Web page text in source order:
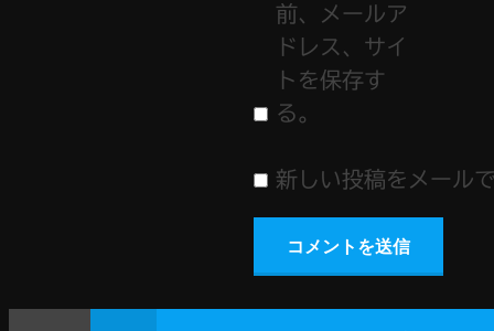
前、メールア
ドレス、サイ
トを保存す
る。
新しい投稿をメール